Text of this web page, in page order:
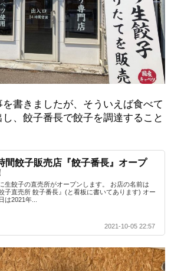
書きましたが、そういえば食べて
、餃子番長で餃子を調達すること
間餃子販売店『餃子番長』オープ
生餃子の直売所がオープンします。 お店の名前は
餃子直売所 餃子番長』(と看板に書いてあります) オー
は2021年...
2021-10-05 22:57